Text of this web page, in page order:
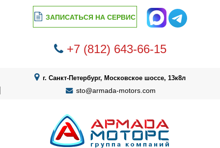
г. Санкт-Петербург, Московское шоссе, 13к8л
sto@armada-motors.com
+7 (812) 643-66-15
ЗАПИСАТЬСЯ НА СЕРВИС